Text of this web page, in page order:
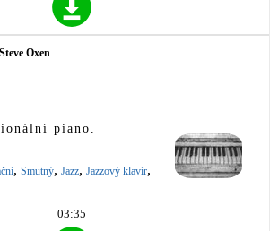
Oxen
piano.
, Smutný, Jazz, Jazzový klavír,
03:35